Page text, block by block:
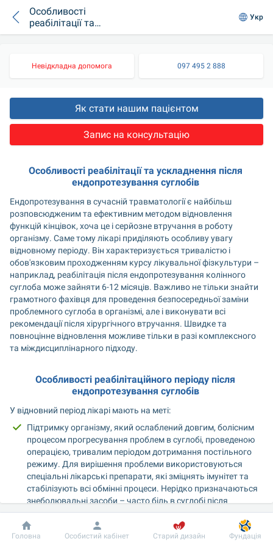
Особливості
реабілітації та
можливі
суглобів
Укр
Невідкладна допомога 097 495 2 888
Як стати нашим пацієнтом
Запис на консультацію
Особливості реабілітації та ускладнення після
ендопротезування суглобів
Ендопротезування в сучасній травматології є найбільш
розповсюдженим та ефективним методом відновлення
функцій кінцівок, хоча це і серйозне втручання в роботу
організму. Саме тому лікарі приділяють особливу увагу
відновному періоду. Він характеризується тривалістю і
обов'язковим проходженням курсу лікувальної фізкультури –
наприклад, реабілітація після ендопротезування колінного
суглоба може зайняти 6-12 місяців. Важливо не тільки знайти
грамотного фахівця для проведення безпосередньої заміни
проблемного суглоба в організмі, але і виконувати всі
рекомендації після хірургічного втручання. Швидке та
повноцінне відновлення можливе тільки в разі комплексного
та міждисциплінарного підходу.
Особливості реабілітаційного періоду після
ендопротезування суглобів
У відновний період лікарі мають на меті:
Підтримку організму, який ослаблений довгим, болісним
процесом прогресування проблем в суглобі, проведеною
операцією, тривалим періодом дотримання постільного
режиму. Для вирішення проблеми використовуються
спеціальні лікарські препарати, які зміцнять імунітет та
стабілізують всі обмінні процеси. Нерідко призначаються
знеболювальні засоби – часто біль в суглобі після
ендопротезування призводить до порушення сну,
дратівливості пацієнта і неможливості повноцінно
рухатися.
Добробут Інформація Пацієнту
Головна Особистий кабінет Старий дизайн Фундація